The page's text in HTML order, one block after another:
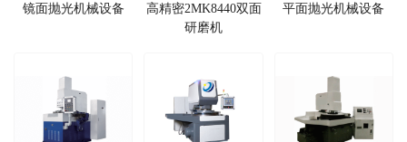
镜面抛光机械设备
高精密2MK8440双面
研磨机
平面抛光机械设备